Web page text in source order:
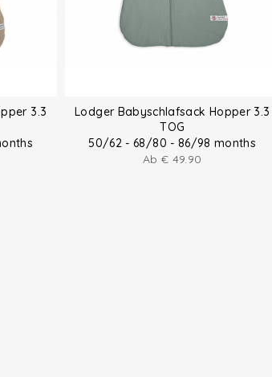
3.3
Lodger Babyschlafsack Hopper 3.3
TOG
50/62 - 68/80 - 86/98 months
Ab€ 49.90